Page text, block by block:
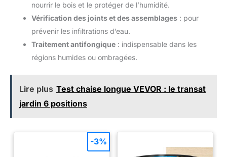
nourrir le bois et le protéger de l’humidité.
Vérification des joints et des assemblages : pour
prévenir les infiltrations d’eau.
Traitement antifongique : indispensable dans les
régions humides ou ombragées.
Lire plus Test chaise longue VEVOR : le transat
jardin 6 positions
-3%